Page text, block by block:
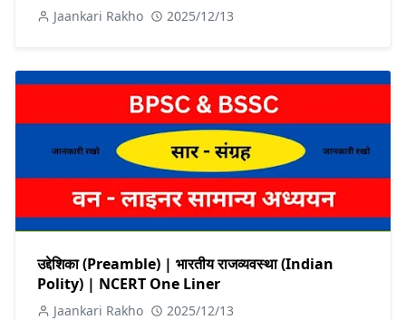
Jaankari Rakho 2025/12/13
उद्देशिका (Preamble) | भारतीय राजव्यवस्था (Indian
Polity) | NCERT One Liner
Jaankari Rakho 2025/12/13